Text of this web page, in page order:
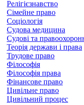
Релігієзнавство
Сімейне право
Соціологія
Судова медицина
Судові та
Теорія держави і права
Трудове право
Філософія
Філософія права
Фінансове право
Цивільне право
Цивільний процес